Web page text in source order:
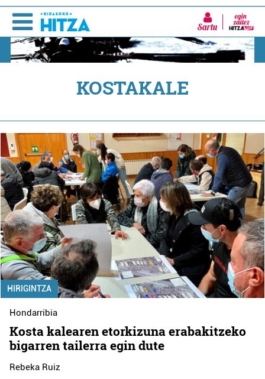
Sartu
KOSTAKALE
HIRIGINTZA
Hondarribia
Kosta kalearen etorkizuna erabakitzeko
bigarren tailerra egin dute
Rebeka Ruiz